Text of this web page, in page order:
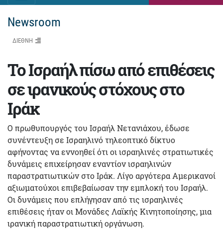
Newsroom
ΔΙΕΘΝΗ
Το Ισραήλ πίσω από επιθέσεις
σε ιρανικούς στόχους στο
Ιράκ
Ο πρωθυπουργός του Ισραήλ Νετανιάχου, έδωσε
συνέντευξη σε Ισραηλινό τηλεοπτικό δίκτυο
αφήνοντας να εννοηθεί ότι οι ισραηλινές στρατιωτικές
δυνάμεις επιχείρησαν εναντίον ισραηλινών
παραστρατιωτικών στο Ιράκ. Λίγο αργότερα Αμερικανοί
αξιωματούχοι επιβεβαίωσαν την εμπλοκή του Ισραήλ.
Οι δυνάμεις που επλήγησαν από τις ισραηλινές
επιθέσεις ήταν οι Μονάδες Λαϊκής Κινητοποίησης, μια
ιρανική παραστρατιωτική οργάνωση.